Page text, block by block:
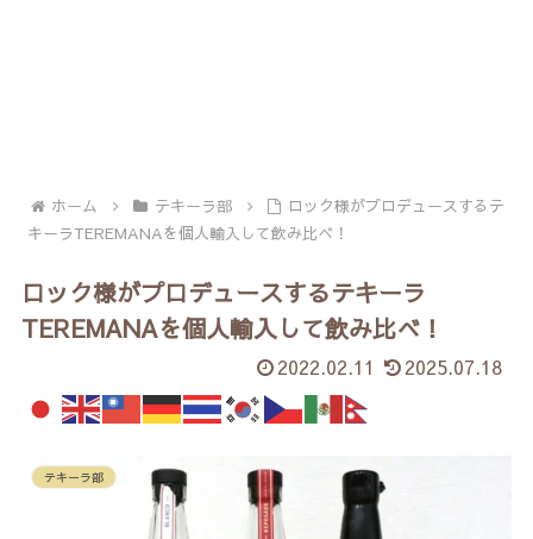
ホーム テキーラ部
ロック様がプロデュースするテ
キーラTEREMANAを個人輸入して飲み比べ！
ロック様がプロデュースするテキーラ
TEREMANAを個人輸入して飲み比べ！
2022.02.11 2025.07.18
テキーラ部